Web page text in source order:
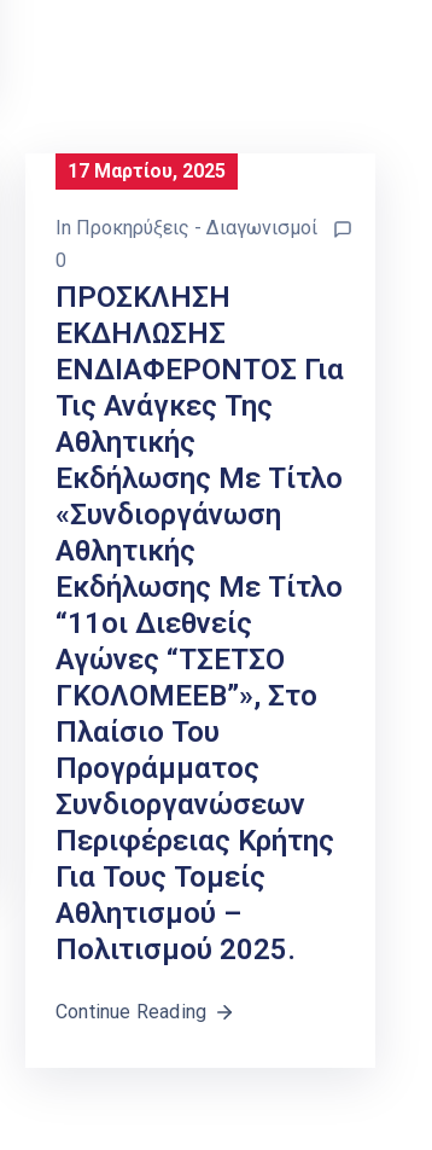
17 Μαρτίου, 2025
In Προκηρύξεις - Διαγωνισμοί
0
ΠΡΟΣΚΛΗΣΗ
ΕΚΔΗΛΩΣΗΣ
ΕΝΔΙΑΦΕΡΟΝΤΟΣ Για
Τις Ανάγκες Της
Αθλητικής
Εκδήλωσης Με Τίτλο
«Συνδιοργάνωση
Αθλητικής
Εκδήλωσης Με Τίτλο
“11οι Διεθνείς
Αγώνες “ΤΣΕΤΣΟ
ΓΚΟΛΟΜΕΕΒ”», Στο
Πλαίσιο Του
Προγράμματος
Συνδιοργανώσεων
Περιφέρειας Κρήτης
Για Τους Τομείς
Αθλητισμού –
Πολιτισμού 2025.
Continue Reading